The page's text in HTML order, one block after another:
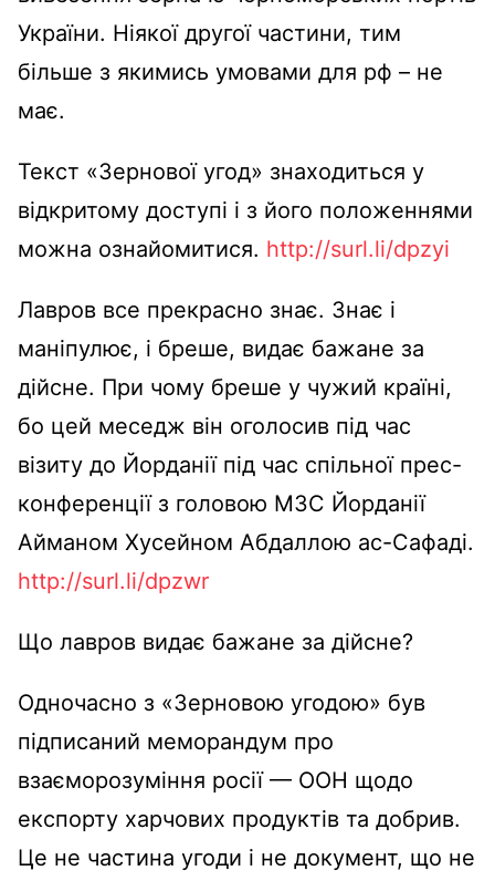
України. Ніякої другої частини, тим
більше з якимись умовами для рф – не
має.
Текст «Зернової угод» знаходиться у
відкритому доступі і з його положеннями
можна ознайомитися. http://surl.li/dpzyi
Лавров все прекрасно знає. Знає і
маніпулює, і бреше, видає бажане за
дійсне. При чому бреше у чужий країні,
бо цей меседж він оголосив під час
візиту до Йорданії під час спільної прес-
конференції з головою МЗС Йорданії
Айманом Хусейном Абдаллою ас-Сафаді.
http://surl.li/dpzwr
Що лавров видає бажане за дійсне?
Одночасно з «Зерновою угодою» був
підписаний меморандум про
взаєморозуміння росії — ООН щодо
експорту харчових продуктів та добрив.
Це не частина угоди і не документ, що не